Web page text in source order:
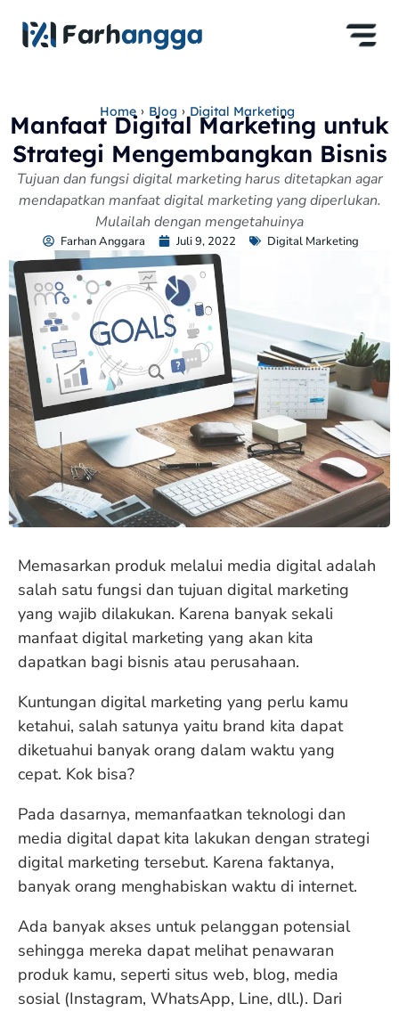
Home › Blog › Digital Marketing
Manfaat Digital Marketing untuk
Strategi Mengembangkan Bisnis
Tujuan dan fungsi digital marketing harus ditetapkan agar
mendapatkan manfaat digital marketing yang diperlukan.
Mulailah dengan mengetahuinya
Farhan Anggara Juli 9, 2022 Digital Marketing
Memasarkan produk melalui media digital adalah
salah satu fungsi dan tujuan digital marketing
yang wajib dilakukan. Karena banyak sekali
manfaat digital marketing yang akan kita
dapatkan bagi bisnis atau perusahaan.
Kuntungan digital marketing yang perlu kamu
ketahui, salah satunya yaitu brand kita dapat
diketuahui banyak orang dalam waktu yang
cepat. Kok bisa?
Pada dasarnya, memanfaatkan teknologi dan
media digital dapat kita lakukan dengan strategi
digital marketing tersebut. Karena faktanya,
banyak orang menghabiskan waktu di internet.
Ada banyak akses untuk pelanggan potensial
sehingga mereka dapat melihat penawaran
produk kamu, seperti situs web, blog, media
sosial (Instagram, WhatsApp, Line, dll.). Dari